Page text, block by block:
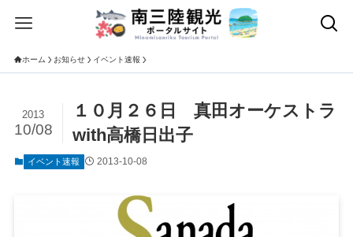
ホーム お知らせ イベント速報
１０月２６日 真田オーケストラ
with高橋日出子
2013
10/08
イベント速報 2013-10-08